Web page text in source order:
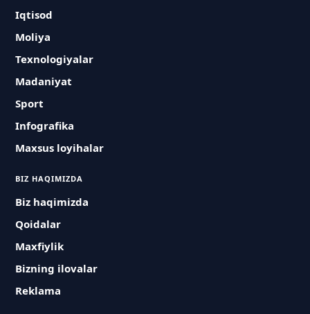
Iqtisod
Moliya
Texnologiyalar
Madaniyat
Sport
Infografika
Maxsus loyihalar
BIZ HAQIMIZDA
Biz haqimizda
Qoidalar
Maxfiylik
Bizning ilovalar
Reklama